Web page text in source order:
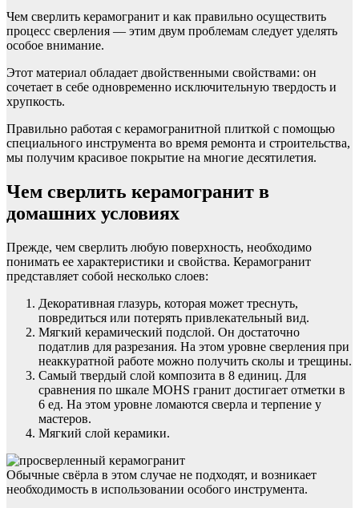
Чем сверлить керамогранит и как правильно осуществить
процесс сверления — этим двум проблемам следует уделять
особое внимание.
Этот материал обладает двойственными свойствами: он
сочетает в себе одновременно исключительную твердость и
хрупкость.
Правильно работая с керамогранитной плиткой с помощью
специального инструмента во время ремонта и строительства,
мы получим красивое покрытие на многие десятилетия.
Чем сверлить керамогранит в
домашних условиях
Прежде, чем сверлить любую поверхность, необходимо
понимать ее характеристики и свойства. Керамогранит
представляет собой несколько слоев:
Декоративная глазурь, которая может треснуть,
повредиться или потерять привлекательный вид.
Мягкий керамический подслой. Он достаточно
податлив для разрезания. На этом уровне сверления при
неаккуратной работе можно получить сколы и трещины.
Самый твердый слой композита в 8 единиц. Для
сравнения по шкале MOHS гранит достигает отметки в
6 ед. На этом уровне ломаются сверла и терпение у
мастеров.
Мягкий слой керамики.
Обычные свёрла в этом случае не подходят, и возникает
необходимость в использовании особого инструмента.